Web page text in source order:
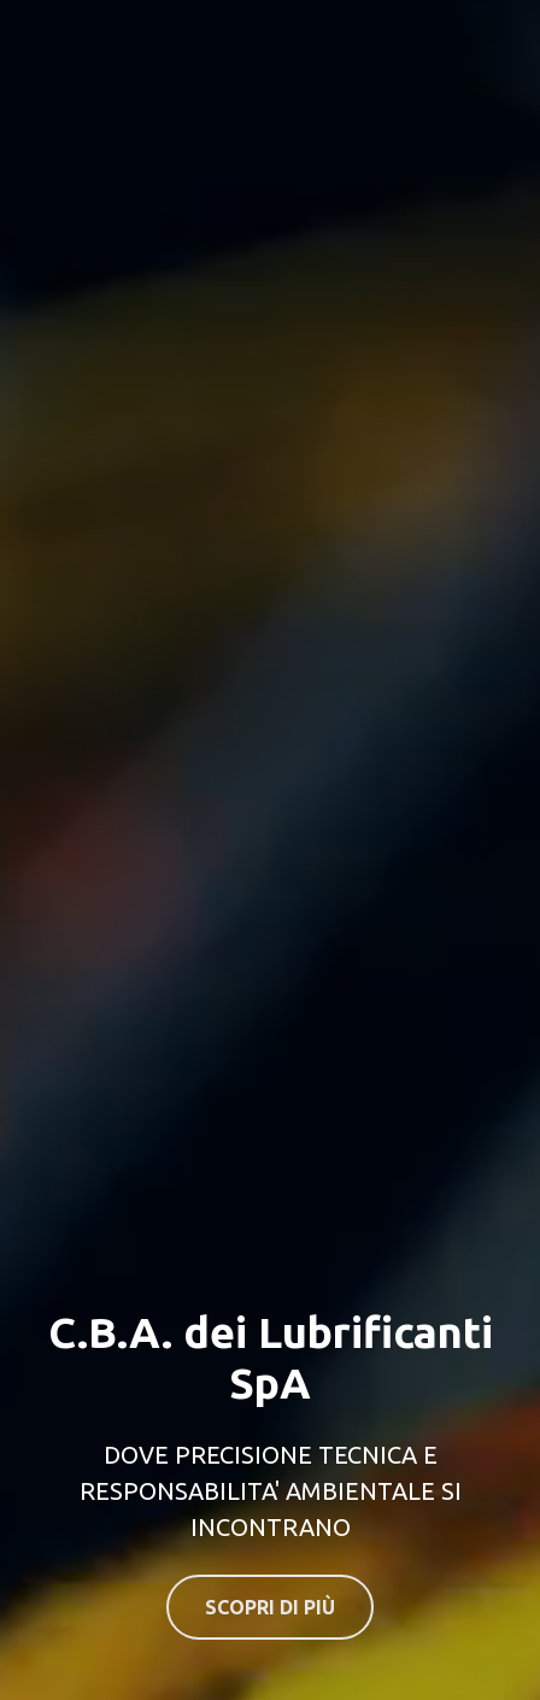
C.B.A. dei Lubrificanti
SpA
DOVE PRECISIONE TECNICA E
RESPONSABILITA' AMBIENTALE SI
INCONTRANO
SCOPRI DI PIÙ